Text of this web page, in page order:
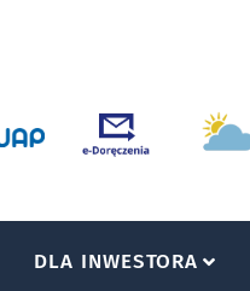
DLA INWESTORA